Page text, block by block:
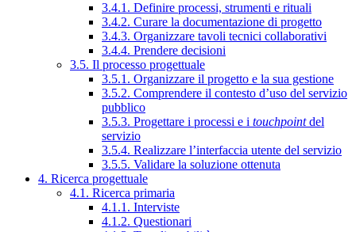
3.4.1. Definire processi, strumenti e rituali
3.4.2. Curare la documentazione di progetto
3.4.3. Organizzare tavoli tecnici collaborativi
3.4.4. Prendere decisioni
3.5. Il processo progettuale
3.5.1. Organizzare il progetto e la sua gestione
3.5.2. Comprendere il contesto d’uso del servizio
pubblico
3.5.3. Progettare i processi e i touchpointdel
servizio
3.5.4. Realizzare l’interfaccia utente del servizio
3.5.5. Validare la soluzione ottenuta
4. Ricerca progettuale
4.1. Ricerca primaria
4.1.1. Interviste
4.1.2. Questionari